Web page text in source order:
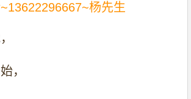
~13622296667~杨先生
，